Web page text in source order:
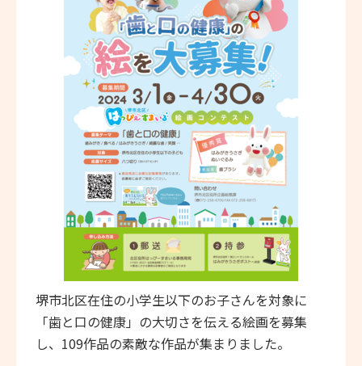
堺市北区在住の小学生以下のお子さんを対象に
「歯と口の健康」の大切さを伝える絵画を募集
し、109作品の素敵な作品が集まりました。